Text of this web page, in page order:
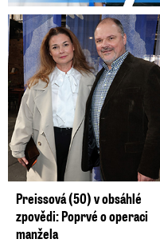
Preissová (50) v obsáhlé
zpovědi: Poprvé o operaci
manžela